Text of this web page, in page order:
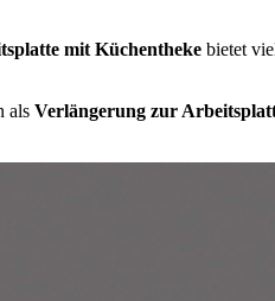
mit Küchentheke bietet
als Verlängerung zur